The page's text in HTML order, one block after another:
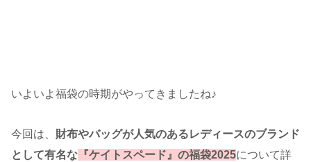
いよいよ福袋の時期がやってきましたね♪
今回は、 財布やバッグが人気のあるレディースのブランド
として有名な 『ケイトスペード』の福袋2025について詳